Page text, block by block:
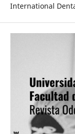
International